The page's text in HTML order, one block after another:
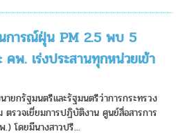
นการณ์ฝุ่น PM 2.5 พบ 5
พ. เร่งประสานทุกหน่วยเข้า
ยกรัฐมนตรีและรัฐมนตรีว่าการกระทรวง
ตรวจเยี่ยมการปฏิบัติงาน ศูนย์สื่อสารการ
โดยมีนางสาวปรี...